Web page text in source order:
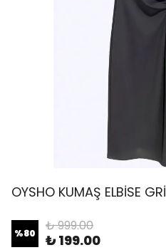
OYSHO KUMAŞ ELBİSE GRİ
%80 ₺ 999.00
₺ 199.00